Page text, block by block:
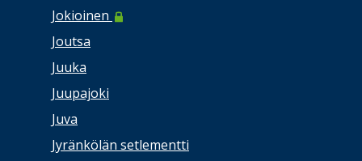
Jokioinen
Joutsa
Juuka
Juupajoki
Juva
Jyränkölän setlementti